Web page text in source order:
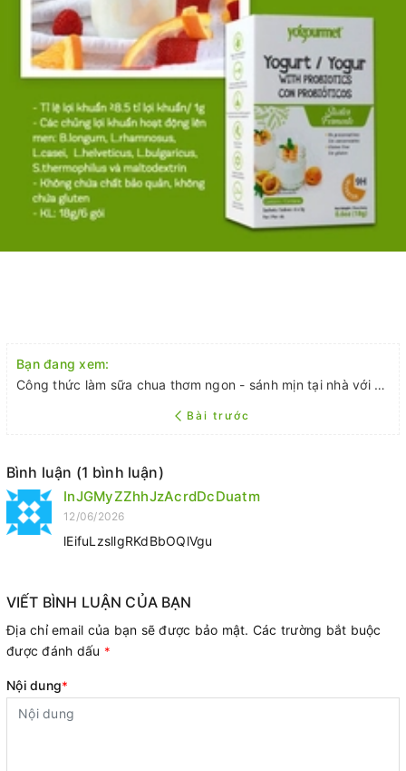
Bạn đang xem:
Công thức làm sữa chua thơm ngon - sánh mịn tại nhà với men làm sữa chua Yogurtmet
Bài trước
Bình luận (1 bình luận)
InJGMyZZhhJzAcrdDcDuatm
12/06/2026
lEifuLzsllgRKdBbOQlVgu
VIẾT BÌNH LUẬN CỦA BẠN
Địa chỉ email của bạn sẽ được bảo mật. Các trường bắt buộc
được đánh dấu *
Nội dung*